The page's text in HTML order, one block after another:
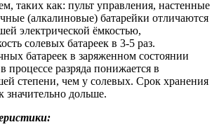
таких как: пульт управления, настенные
(алкалиновые) батарейки отличаются
электрической ёмкостью,
солевых батареек в 3-5 раз.
батареек в заряженном состоянии
процессе разряда понижается в
степени, чем у солевых. Срок хранения
значительно дольше.